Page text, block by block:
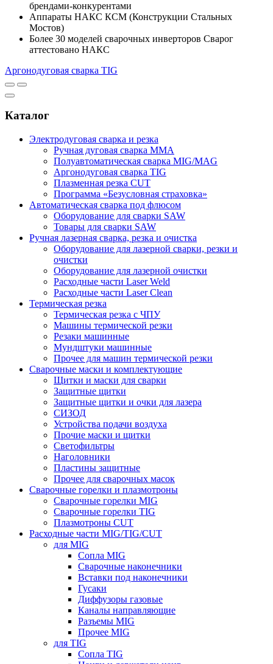
брендами-конкурентами
Аппараты НАКС КСМ (Конструкции Стальных
Мостов)
Более 30 моделей сварочных инверторов Сварог
аттестовано НАКС
Аргонодуговая сварка TIG
Каталог
Электродуговая сварка и резка
Ручная дуговая сварка MMA
Полуавтоматическая сварка MIG/MAG
Аргонодуговая сварка TIG
Плазменная резка CUT
Программа «Безусловная страховка»
Автоматическая сварка под флюсом
Оборудование для сварки SAW
Товары для сварки SAW
Ручная лазерная сварка, резка и очистка
Оборудование для лазерной сварки, резки и
очистки
Оборудование для лазерной очистки
Расходные части Laser Weld
Расходные части Laser Clean
Термическая резка
Термическая резка с ЧПУ
Машины термической резки
Резаки машинные
Мундштуки машинные
Прочее для машин термической резки
Сварочные маски и комплектующие
Щитки и маски для сварки
Защитные щитки
Защитные щитки и очки для лазера
СИЗОД
Устройства подачи воздуха
Прочие маски и щитки
Светофильтры
Наголовники
Пластины защитные
Прочее для сварочных масок
Сварочные горелки и плазмотроны
Сварочные горелки MIG
Сварочные горелки TIG
Плазмотроны CUT
Расходные части MIG/TIG/CUT
для MIG
Сопла MIG
Сварочные наконечники
Вставки под наконечники
Гусаки
Диффузоры газовые
Каналы направляющие
Разъемы MIG
Прочее MIG
для TIG
Сопла TIG